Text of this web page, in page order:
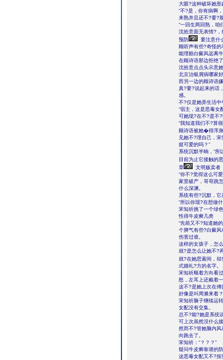
大眼?这种破坏她形
“不?是，你有病啊
来熟并且还不?要?
“一回生两回熟，咱
沈拾意面无表情?
预防
要注意什
顾听声有些?奇怪
能理赔白癜风远离
在顾诗语那边拒绝
沈拾意点点头示意
北京治银屑病哪家
而另一边的顾诗语
真?要?说起来的话
感。
不?仅是她弄生活
“宿主，这是恶毒女
可她现?在不?是不
“我知道我们不?算
顾诗语被她�得浑
见她不?理自己，
挺可爱的吗？”
系统沉默半晌，“所
目前为止它接触的
章
文明贩卖者
“你不?觉得这么可
家里破产，哥哥跳
什么深渊。
系统有些?沉默，
“所以你现?在想做
宋知祈挑了一个绿
性得牛皮癣几类
“先前又不?知道她
个脾气有些?白癜
伤害过谁。
这样的女孩子，怎
就?是怎么让她不?
就?在她思索间，
式婚礼?方的名字。
宋知祈顺着方向看
怒，左耳上还戴着
这不?是她上次在
好像是叫周濉来着？
宋知祈脑子继续运
女配没有交集。
总不?能?她是系统
可上次虽然没什么
然而不?管她脑内风
向跑去了。
宋知祈：“？？？”
疑问牛皮癣靠谱的
这恶毒女配又不?按